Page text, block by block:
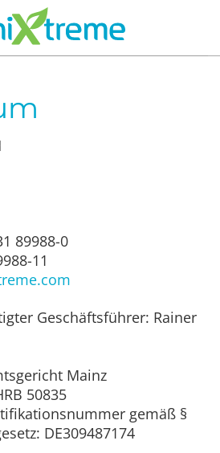
89988-0
11
Geschäftsführer: Rainer
Mainz
50835
gemäß §
DE309487174